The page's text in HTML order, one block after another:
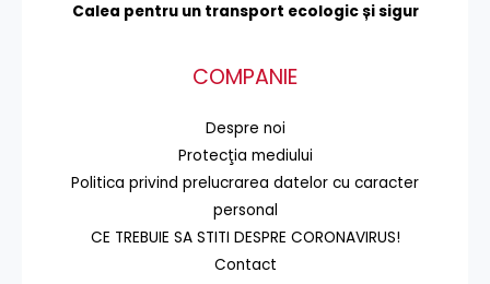
Calea pentru un transport ecologic și sigur
COMPANIE
Despre noi
Protecţia mediului
Politica privind prelucrarea datelor cu caracter
personal
CE TREBUIE SA STITI DESPRE CORONAVIRUS!
Contact